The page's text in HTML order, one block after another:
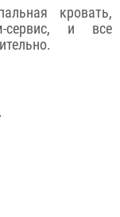
кровать,
сервис, и все